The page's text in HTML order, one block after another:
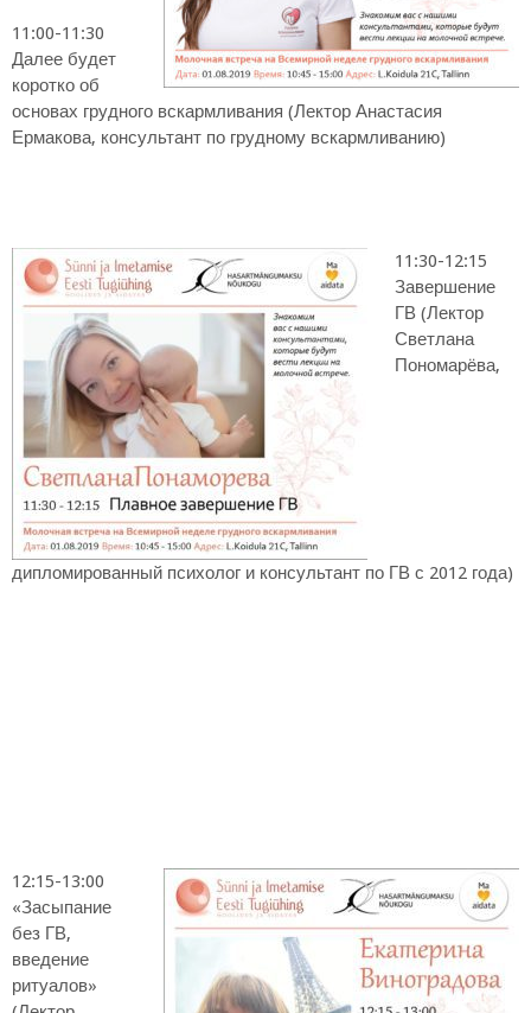
11:00-11:30
Далее будет
коротко об
основах грудного вскармливания (Лектор Анастасия
Ермакова, консультант по грудному вскармливанию)
11:30-12:15
Завершение
ГВ (Лектор
Светлана
Пономарёва,
дипломированный психолог и консультант по ГВ с 2012 года)
12:15-13:00
«Засыпание
без ГВ,
введение
ритуалов»